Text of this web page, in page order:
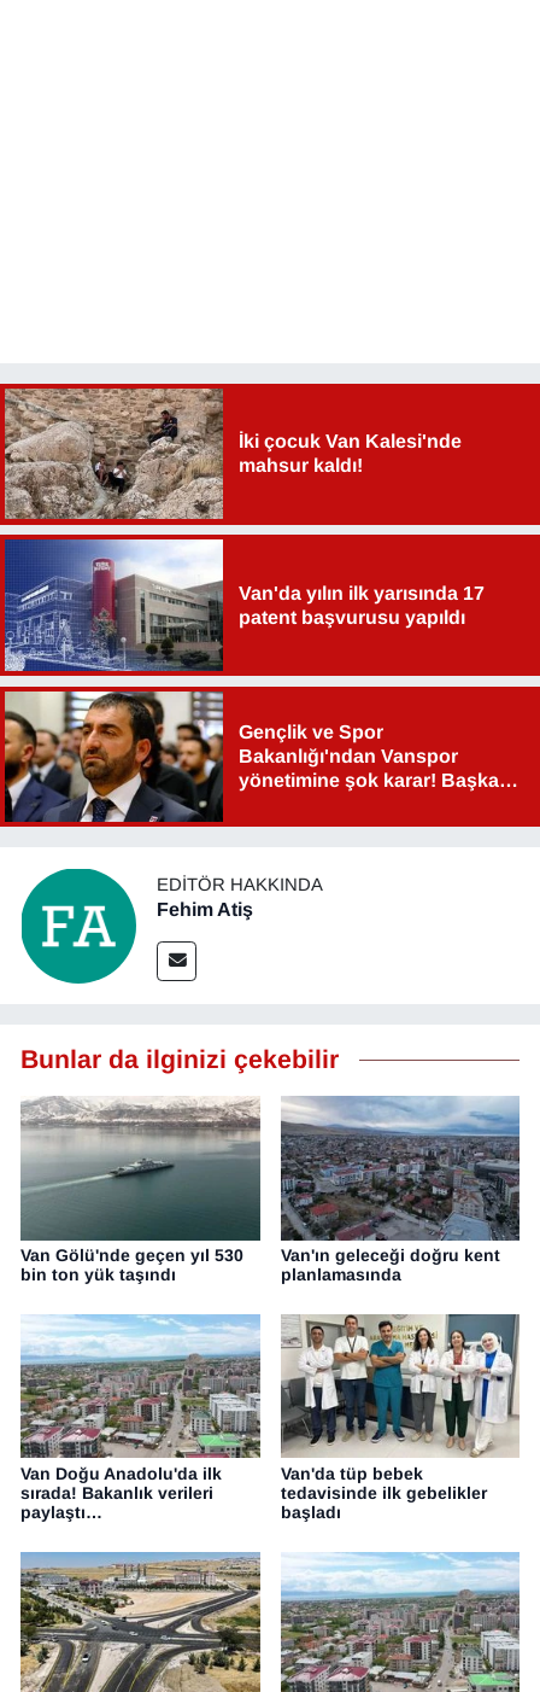
İki çocuk Van Kalesi'nde
mahsur kaldı!
Van'da yılın ilk yarısında 17
patent başvurusu yapıldı
Gençlik ve Spor
Bakanlığı'ndan Vanspor
yönetimine şok karar! Başkan
EDITÖR HAKKINDA
Fehim Atiş
Bunlar da ilginizi çekebilir
Van Gölü'nde geçen yıl 530
bin ton yük taşındı
Van'ın geleceği doğru kent
planlamasında
Van Doğu Anadolu'da ilk
sırada! Bakanlık verileri
paylaştı…
Van'da tüp bebek
tedavisinde ilk gebelikler
başladı